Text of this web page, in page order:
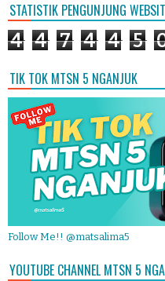
STATISTIK PENGUNJUNG
4 4 7 4 4 5
TIK TOK MTSN 5 NGANJUK
Follow Me!! @matsalima5
YOUTUBE CHANNEL MTSN 5